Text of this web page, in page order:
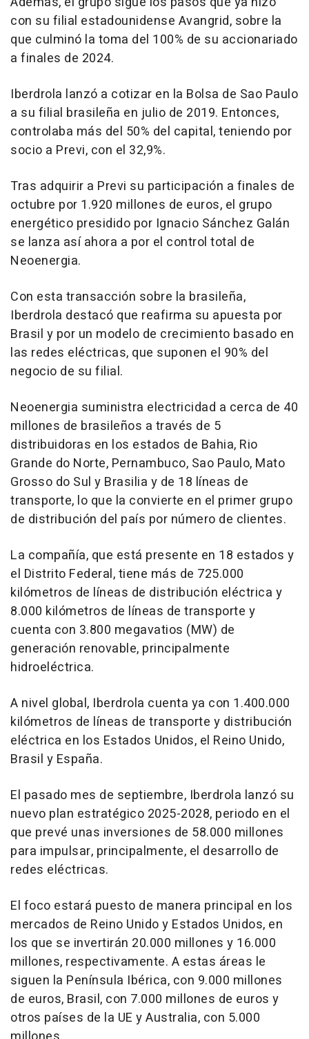
con su filial estadounidense Avangrid, sobre la
que culminó la toma del 100% de su accionariado
a finales de 2024.
Iberdrola lanzó a cotizar en la Bolsa de Sao Paulo
a su filial brasileña en julio de 2019. Entonces,
controlaba más del 50% del capital, teniendo por
socio a Previ, con el 32,9%.
Tras adquirir a Previ su participación a finales de
octubre por 1.920 millones de euros, el grupo
energético presidido por Ignacio Sánchez Galán
se lanza así ahora a por el control total de
Neoenergia.
Con esta transacción sobre la brasileña,
Iberdrola destacó que reafirma su apuesta por
Brasil y por un modelo de crecimiento basado en
las redes eléctricas, que suponen el 90% del
negocio de su filial.
Neoenergia suministra electricidad a cerca de 40
millones de brasileños a través de 5
distribuidoras en los estados de Bahia, Rio
Grande do Norte, Pernambuco, Sao Paulo, Mato
Grosso do Sul y Brasilia y de 18 líneas de
transporte, lo que la convierte en el primer grupo
de distribución del país por número de clientes.
La compañía, que está presente en 18 estados y
el Distrito Federal, tiene más de 725.000
kilómetros de líneas de distribución eléctrica y
8.000 kilómetros de líneas de transporte y
cuenta con 3.800 megavatios (MW) de
generación renovable, principalmente
hidroeléctrica.
A nivel global, Iberdrola cuenta ya con 1.400.000
kilómetros de líneas de transporte y distribución
eléctrica en los Estados Unidos, el Reino Unido,
Brasil y España.
El pasado mes de septiembre, Iberdrola lanzó su
nuevo plan estratégico 2025-2028, periodo en el
que prevé unas inversiones de 58.000 millones
para impulsar, principalmente, el desarrollo de
redes eléctricas.
El foco estará puesto de manera principal en los
mercados de Reino Unido y Estados Unidos, en
los que se invertirán 20.000 millones y 16.000
millones, respectivamente. A estas áreas le
siguen la Península Ibérica, con 9.000 millones
de euros, Brasil, con 7.000 millones de euros y
otros países de la UE y Australia, con 5.000